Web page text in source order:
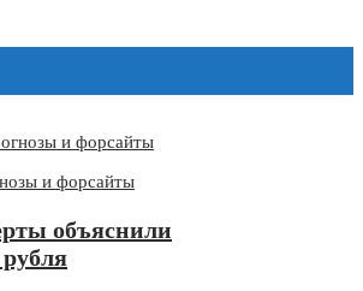
и форсайты
объяснили